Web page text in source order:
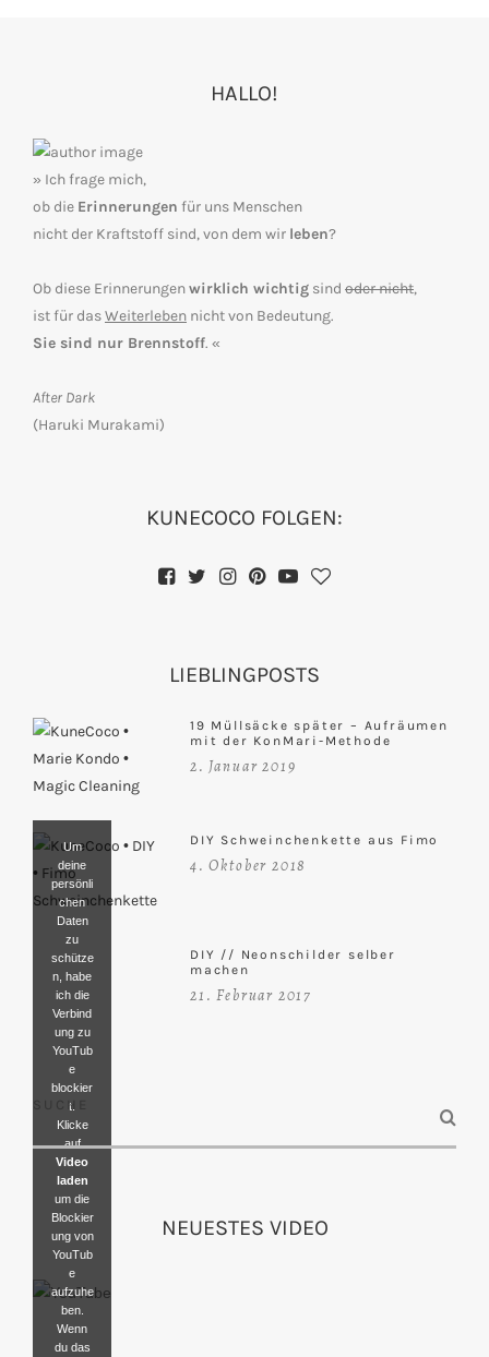
HALLO!
» Ich frage mich,
ob die Erinnerungen für uns Menschen
nicht der Kraftstoff sind, von dem wir leben?
Ob diese Erinnerungenwirklich wichtig sind oder nicht,
ist für dasWeiterleben nicht von Bedeutung.
Sie sind nur Brennstoff. «
After Dark
(Haruki Murakami)
KUNECOCO FOLGEN:
LIEBLINGPOSTS
19 Müllsäcke später – Aufräumen
mit der KonMari-Methode
2. Januar 2019
DIY Schweinchenkette aus Fimo
4. Oktober 2018
DIY // Neonschilder selber
machen
21. Februar 2017
SUCHE
NEUESTES VIDEO
Um
deine
persönli
chen
Daten
zu
schütze
n, habe
ich die
Verbind
ung zu
YouTub
e
blockier
t.
Klicke
auf
Video
laden
um die
Blockier
ung von
YouTub
e
aufzuhe
ben.
Wenn
du das